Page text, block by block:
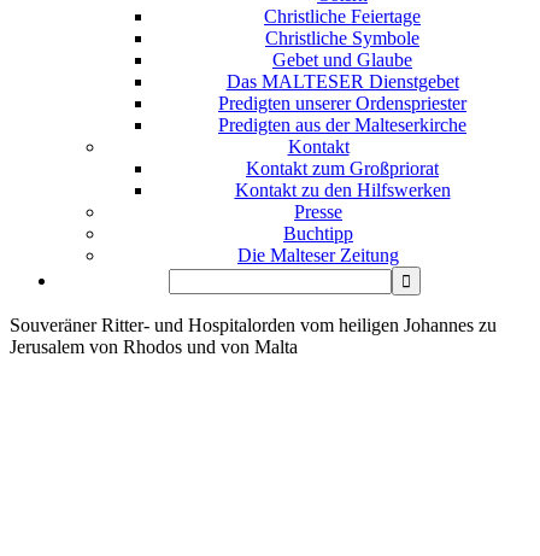
Christliche Feiertage
Christliche Symbole
Gebet und Glaube
Das MALTESER Dienstgebet
Predigten unserer Ordenspriester
Predigten aus der Malteserkirche
Kontakt
Kontakt zum Großpriorat
Kontakt zu den Hilfswerken
Presse
Buchtipp
Die Malteser Zeitung
Souveräner Ritter- und Hospitalorden vom heiligen Johannes zu
Jerusalem von Rhodos und von Malta